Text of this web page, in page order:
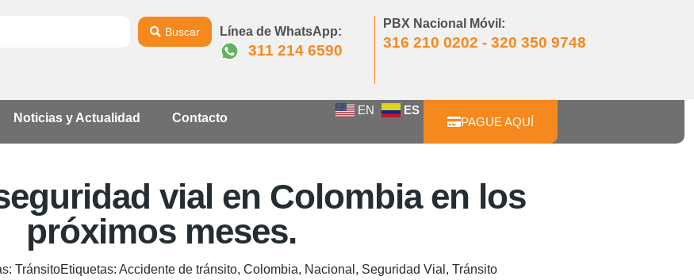
Buscar Línea de WhatsApp:
311 214 6590
PBX Nacional Móvil:
316 210 0202 - 320 350 9748
Noticias y Actualidad Contacto
EN
ES
PAGUE AQUÍ
vial en Colombia en los
próximos meses.
TránsitoEtiquetas: Accidente de tránsito, Colombia, Nacional , Seguridad Vial , Tránsito